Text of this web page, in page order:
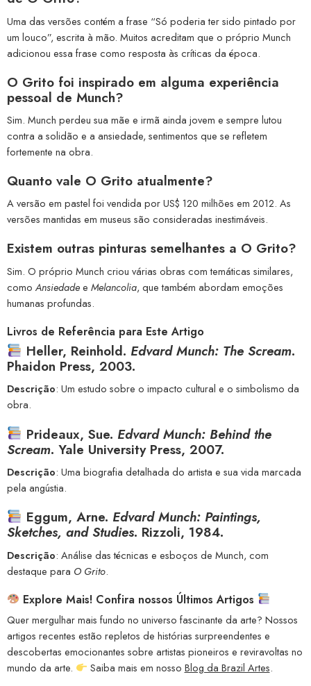
Uma das versões contém a frase “Só poderia ter sido pintado por
um louco”, escrita à mão. Muitos acreditam que o próprio Munch
adicionou essa frase como resposta às críticas da época.
O Grito foi inspirado em alguma experiência
pessoal de Munch?
Sim. Munch perdeu sua mãe e irmã ainda jovem e sempre lutou
contra a solidão e a ansiedade, sentimentos que se refletem
fortemente na obra.
Quanto vale O Grito atualmente?
A versão em pastel foi vendida por US$ 120 milhões em 2012. As
versões mantidas em museus são consideradas inestimáveis.
Existem outras pinturas semelhantes a O Grito?
Sim. O próprio Munch criou várias obras com temáticas similares,
como Ansiedadee Melancolia, que também abordam emoções
humanas profundas.
Livros de Referência para Este Artigo
Heller, Reinhold. Edvard Munch: The Scream.
Phaidon Press, 2003.
Descrição: Um estudo sobre o impacto cultural e o simbolismo da
obra.
Prideaux, Sue. Edvard Munch: Behind the
Scream. Yale University Press, 2007.
Descrição: Uma biografia detalhada do artista e sua vida marcada
pela angústia.
Eggum, Arne. Edvard Munch: Paintings,
Sketches, and Studies. Rizzoli, 1984.
Descrição: Análise das técnicas e esboços de Munch, com
destaque para O Grito.
Explore Mais! Confira nossos Últimos Artigos
Quer mergulhar mais fundo no universo fascinante da arte? Nossos
artigos recentes estão repletos de histórias surpreendentes e
descobertas emocionantes sobre artistas pioneiros e reviravoltas no
mundo da arte.
Saiba mais em nosso Blog da Brazil Artes.